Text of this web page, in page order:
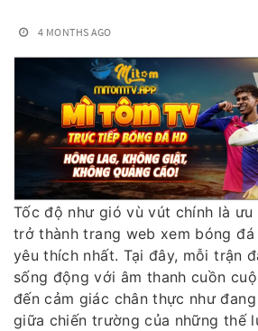
4 MONTHS AGO
Tốc độ như gió vù vút chính là ưu
trở thành trang web xem bóng
yêu thích nhất. Tại đây, mỗi trận
sống động với âm thanh cuồn
đến cảm giác chân thực như
giữa chiến trường của những thế